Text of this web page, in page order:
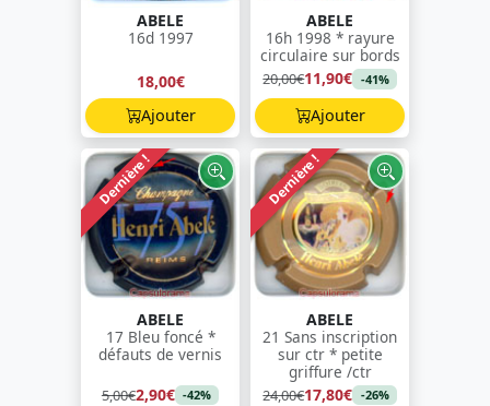
ABELE
16d 1997
18,00€
Ajouter
ABELE
16h 1998 * rayure
circulaire sur bords
20,00€11,90€ -41%
Ajouter
Dernière !
ABELE
17 Bleu foncé *
défauts de vernis
5,00€2,90€ -42%
Dernière !
ABELE
21 Sans inscription
sur ctr * petite
griffure /ctr
24,00€17,80€ -26%